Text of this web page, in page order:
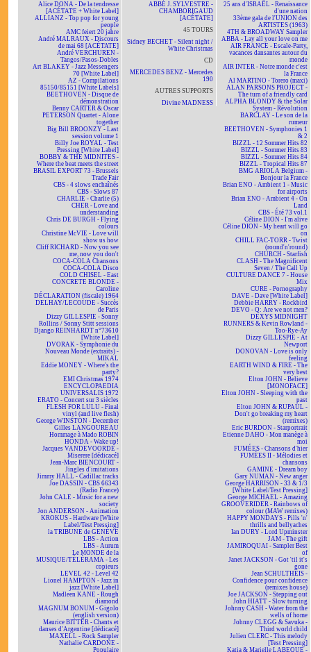
Alice DONA - De la tendresse
[ACÉTATE + White Label]
ALLIANZ - Top pop for young
people
AMC feiert 20 jahre
André MALRAUX - Discours
de mai 68 [ACÉTATE]
André VERCHUREN -
Tangos/Pasos-Dobles
Art BLAKEY - Jazz Messengers
70 [White Label]
AZ - Compilations
85150/85151 [White Labels]
BEETHOVEN - Disque de
démonstration
Benny CARTER & Oscar
PETERSON Quartet - Alone
together
Big Bill BROONZY - Last
session volume 1
Billy Joe ROYAL - Test
Pressing [White Label]
BOBBY & THE MIDNITES -
Where the beat meets the street
BRASIL EXPORT 73 - Brussels
Trade Fair
CBS - 4 slows enchaînés
CBS - Slows 87
CHARLIE - Charlie (5)
CHER - Love and
understanding
Chris DE BURGH - Flying
colours
Christine McVIE - Love will
show us how
Cliff RICHARD - Now you see
me, now you don't
COCA-COLA Chansons
COCA-COLA Disco
COLD CHISEL - East
CONCRETE BLONDE -
Caroline
DÉCLARATION (fiscale) 1964
DELHAY/LECOUDE - Succès
de Paris
Dizzy GILLESPIE - Sonny
Rollins / Sonny Stitt sessions
Django REINHARDT n°73610
[White Label]
DVORAK - Symphonie du
Nouveau Monde (extraits) -
MIKAL
Eddie MONEY - Where's the
party?
EMI Christmas 1974
ENCYCLOPAEDIA
UNIVERSALIS 1972
ERATO - Concert sur 3 siècles
FLESH FOR LULU - Final
vinyl (and live flesh)
George WINSTON - December
Gilles LANGOUREAU
Hommage à Mado ROBIN
HONDA - Wake up!
Jacques VANDEVOORDE -
Miserere [dédicacé]
Jean-Marc BIENCOURT -
Jingles d'imitations
Jimmy HALL - Cadillac tracks
Joe DASSIN - CBS 66343
(Radio France)
John CALE - Music for a new
society
Jon ANDERSON - Animation
KROKUS - Hardware [White
Label/Test Pressing]
la TRIBUNE de GENÈVE
LBS - Action
LBS - Aurum
Le MONDE de la
MUSIQUE/TÉLÉRAMA - Les
copieurs
LEVEL 42 - Level 42
Lionel HAMPTON - Jazz in
jazz [White Label]
Madleen KANE - Rough
diamond
MAGNUM BONUM - Gigolo
(english version)
Maurice BITTER - Chants et
danses d'Argentine [dédicacé]
MAXELL - Rock Sampler
Nathalie CARDONE -
Populaire
ABBÉ J. SYLVESTRE -
CHAMBORIGAUD
[ACÉTATE]
45 TOURS
Sidney BECHET - Silent night /
White Christmas
CD
MERCEDES BENZ - Mercedes
190
AUTRES SUPPORTS
Divine MADNESS
25 ans d'ISRAËL - Renaissance
d'une nation
33ème gala de l'UNION des
ARTISTES (1963)
4TH & BROADWAY Sampler
ABBA - Lay all your love on me
AIR FRANCE - Escale-Party,
vacances dansantes autour du
monde
AIR INTER - Notre monde c'est
la France
Al MARTINO - Torero (maxi)
ALAN PARSONS PROJECT -
The turn of a friendly card
ALPHA BLONDY & the Solar
System - Révolution
BARCLAY - Le son de la
rumeur
BEETHOVEN - Symphonies 1
& 2
BIZZL - 12 Sommer Hits 82
BIZZL - Sommer Hits 83
BIZZL - Sommer Hits 84
BIZZL - Tropical Hits 87
BMG ARIOLA Belgium -
Bonjour la France
Brian ENO - Ambient 1 - Music
for airports
Brian ENO - Ambient 4 - On
Land
CBS - Été 73 vol.1
Céline DION - I'm alive
Céline DION - My heart will go
on
CHILL FAC-TORR - Twist
(round'n'round)
CHURCH - Starfish
CLASH - The Magnificent
Seven / The Call Up
CULTURE DANCE 7 - House
Mix
CURE - Pornography
DAVE - Dave [White Label]
Debbie HARRY - Rockbird
DEVO - Q: Are we not men?
DEXYS MIDNIGHT
RUNNERS & Kevin Rowland -
Too-Rye-Ay
Dizzy GILLESPIE - At
Newport
DONOVAN - Love is only
feeling
EARTH WIND & FIRE - The
very best
Elton JOHN - Believe
[MONOFACE]
Elton JOHN - Sleeping with the
past
Elton JOHN & RUPAUL -
Don't go breaking my heart
(remixes)
Eric BURDON - Starportrait
Etienne DAHO - Mon manège à
moi
FUMÉES - Chansons d'hier
FUMÉES II - Mélodies et
chansons
GAMINE - Dream boy
Gary NUMAN - New anger
George HARRISON - 33 & 1/3
[White Label/Test Pressing]
George MICHAEL - Amazing
GROOVERIDER - Rainbows of
colour (MAW remixes)
HAPPY MONDAYS - Pills 'n'
thrills and bellyaches
Ian DURY - Lord Upminster
JAM - The gift
JAMIROQUAI - Sampler Best
of
Janet JACKSON - Got 'til it's
gone
Jean SCHULTHEIS -
Confidence pour confidence
(remixes house)
Joe JACKSON - Stepping out
John HIATT - Slow turning
Johnny CASH - Water from the
wells of home
Johnny CLEGG & Savuka -
Third world child
Julien CLERC - This melody
[Test Pressing]
Katia & Marielle LABEQUE -